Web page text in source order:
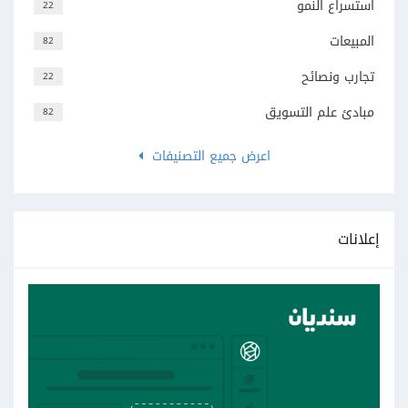
22 استسراع النمو
82 المبيعات
22 تجارب ونصائح
82
مبادئ علم التسويق
اعرض جميع التصنيفات
إعلانات